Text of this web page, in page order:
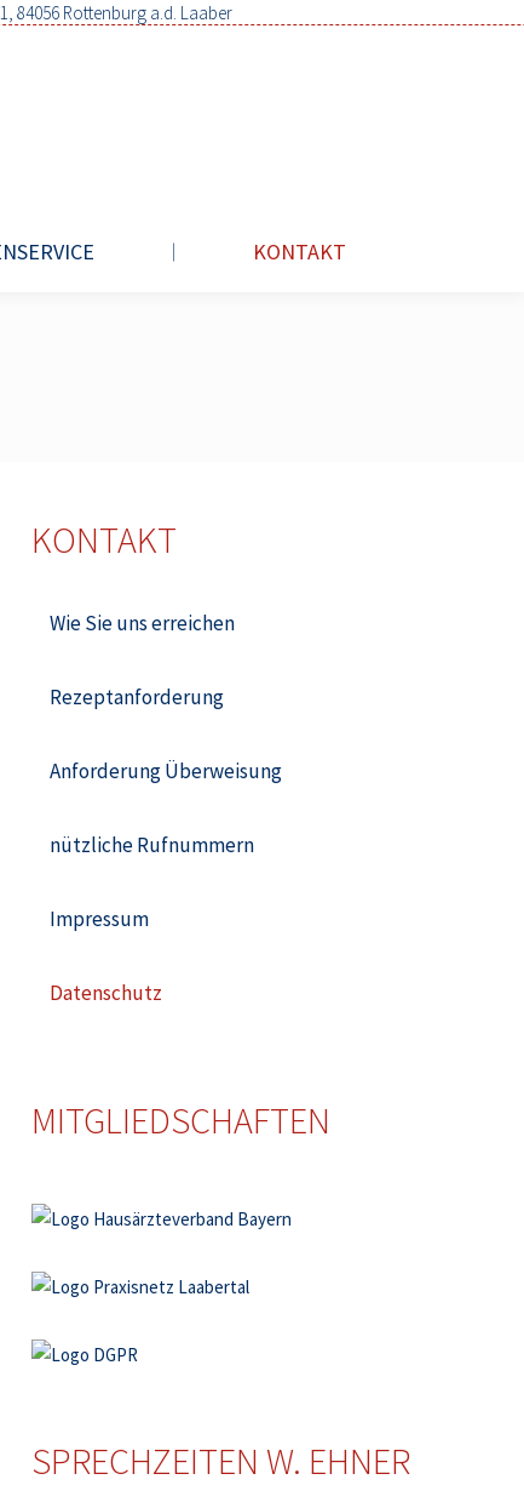
84056 Rottenburg a.d. Laaber
KONTAKT
KONTAKT
Wie Sie uns erreichen
Rezeptanforderung
Anforderung Überweisung
nützliche Rufnummern
Impressum
Datenschutz
MITGLIEDSCHAFTEN
SPRECHZEITEN W. EHNER